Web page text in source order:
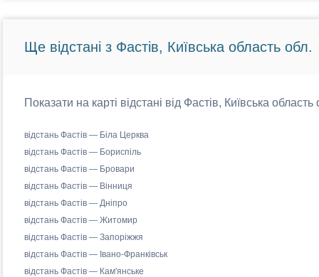
Ще відстані з Фастів, Київська область обл.
Показати на карті відстані від Фастів, Київська
відстань Фастів — Біла Церква
відстань Фастів — Бориспіль
відстань Фастів — Бровари
відстань Фастів — Вінниця
відстань Фастів — Дніпро
відстань Фастів — Житомир
відстань Фастів — Запоріжжя
відстань Фастів — Івано-Франківськ
відстань Фастів — Кам'янське